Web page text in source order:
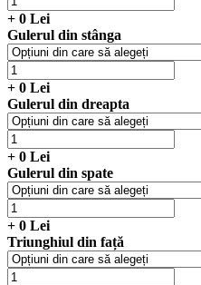
+ 0 Lei
Gulerul din stânga
+ 0 Lei
Gulerul din dreapta
+ 0 Lei
Gulerul din spate
+ 0 Lei
Triunghiul din față